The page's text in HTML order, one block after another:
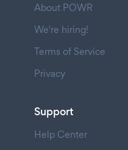
About POWR
We're hiring!
Terms of Service
Privacy
Support
Help Center